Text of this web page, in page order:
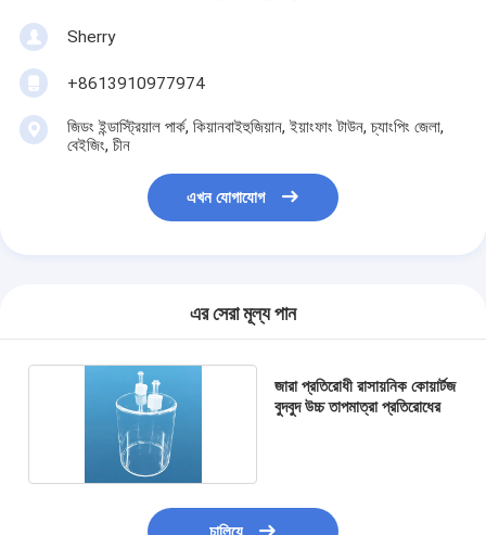
Sherry
+8613910977974
জিডং ইন্ডাস্ট্রিয়াল পার্ক, কিয়ানবাইহুজিয়ান, ইয়াংফাং টাউন, চ্যাংপিং জেলা,
বেইজিং, চীন
এখন যোগাযোগ
এর সেরা মূল্য পান
জারা প্রতিরোধী রাসায়নিক কোয়ার্টজ
বুদবুদ উচ্চ তাপমাত্রা প্রতিরোধের